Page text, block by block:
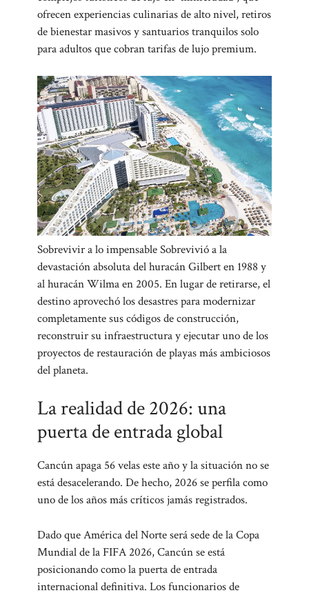
ofrecen experiencias culinarias de alto nivel, retiros
de bienestar masivos y santuarios tranquilos solo
para adultos que cobran tarifas de lujo premium.
Sobrevivir a lo impensable Sobrevivió a la
devastación absoluta del huracán Gilbert en 1988 y
al huracán Wilma en 2005. En lugar de retirarse, el
destino aprovechó los desastres para modernizar
completamente sus códigos de construcción,
reconstruir su infraestructura y ejecutar uno de los
proyectos de restauración de playas más ambiciosos
del planeta.
La realidad de 2026: una
puerta de entrada global
Cancún apaga 56 velas este año y la situación no se
está desacelerando. De hecho, 2026 se perfila como
uno de los años más críticos jamás registrados.
Dado que América del Norte será sede de la Copa
Mundial de la FIFA 2026, Cancún se está
posicionando como la puerta de entrada
internacional definitiva. Los funcionarios de